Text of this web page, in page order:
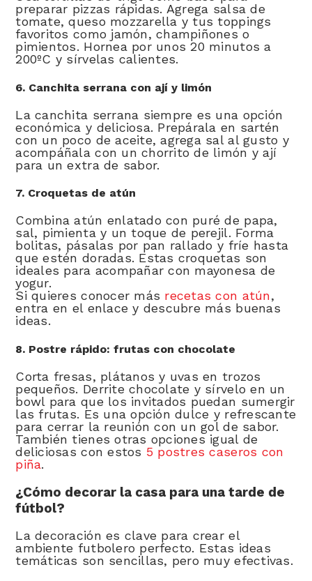
preparar pizzas rápidas. Agrega salsa de
tomate, queso mozzarella y tus toppings
favoritos como jamón, champiñones o
pimientos. Hornea por unos 20 minutos a
200ºC y sírvelas calientes.
6. Canchita serrana con ají y limón
La canchita serrana siempre es una opción
económica y deliciosa. Prepárala en sartén
con un poco de aceite, agrega sal al gusto y
acompáñala con un chorrito de limón y ají
para un extra de sabor.
7. Croquetas de atún
Combina atún enlatado con puré de papa,
sal, pimienta y un toque de perejil. Forma
bolitas, pásalas por pan rallado y fríe hasta
que estén doradas. Estas croquetas son
ideales para acompañar con mayonesa de
yogur.
Si quieres conocer más recetas con atún,
entra en el enlace y descubre más buenas
ideas.
8. Postre rápido: frutas con chocolate
Corta fresas, plátanos y uvas en trozos
pequeños. Derrite chocolate y sírvelo en un
bowl para que los invitados puedan sumergir
las frutas. Es una opción dulce y refrescante
para cerrar la reunión con un gol de sabor.
También tienes otras opciones igual de
deliciosas con estos 5 postres caseros con
piña.
¿Cómo decorar la casa para una tarde de
fútbol?
La decoración es clave para crear el
ambiente futbolero perfecto. Estas ideas
temáticas son sencillas, pero muy efectivas.